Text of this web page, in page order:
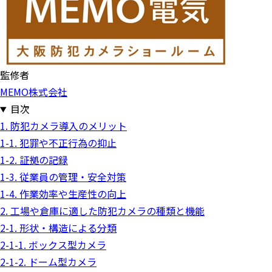
監修者
MEMO株式会社
目次
1. 防犯カメラ導入のメリット
1-1. 犯罪や不正行為の抑止
1-2. 証拠の記録
1-3. 従業員の管理・安全対策
1-4. 作業効率や生産性の向上
2. 工場や倉庫に適した防犯カメラの種類と機能
2-1. 形状・構造による分類
2-1-1. ボックス型カメラ
2-1-2. ドーム型カメラ